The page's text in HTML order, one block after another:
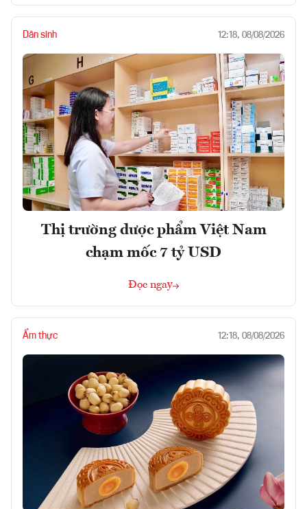
Dân sinh 12:18, 08/08/2026
Thị trường dược phẩm Việt Nam
chạm mốc 7 tỷ USD
Đọc ngay
Ẩm thực 12:18, 08/08/2026